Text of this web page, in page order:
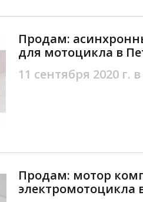
Продам:
для мотоцикла в
11 сентября 2020 г.
Продам: мотор
электромотоцикла